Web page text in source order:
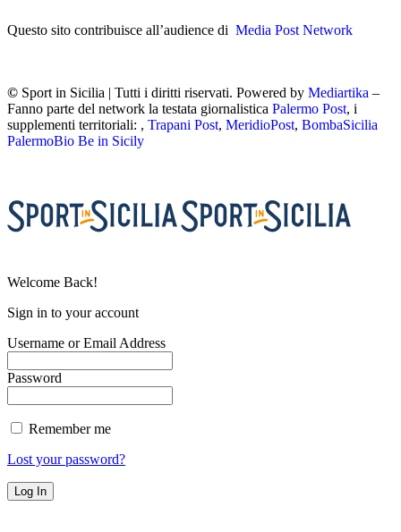
Questo sito contribuisce all’audience di Media Post Network
© Sport in Sicilia | Tutti i diritti riservati. Powered by Mediartika –
Fanno parte del network la testata giornalistica Palermo Post, i
supplementi territoriali: , Trapani Post, MeridioPost, BombaSicilia
PalermoBio Be in Sicily
Welcome Back!
Sign in to your account
Username or Email Address
Password
Remember me
Lost your password?